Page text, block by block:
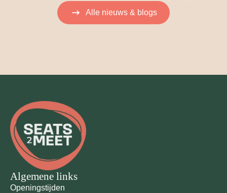
Alle nieuws & blogs
Algemene links
Openingstijden